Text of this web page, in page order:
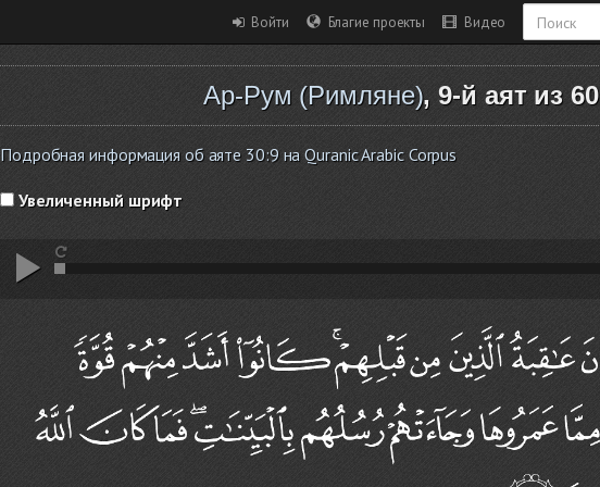
Войти Благие проекты Видео
Ар-Рум (Римляне), 9-й аят из 60
Подробная информация об аяте 30:9 на Quranic Arabic Corpus
Увеличенный шрифт